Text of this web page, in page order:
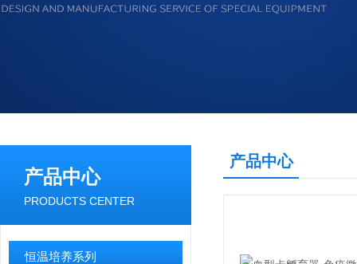
产品中心
PRODUCTS CENTER
恒温培养系列
产品中心